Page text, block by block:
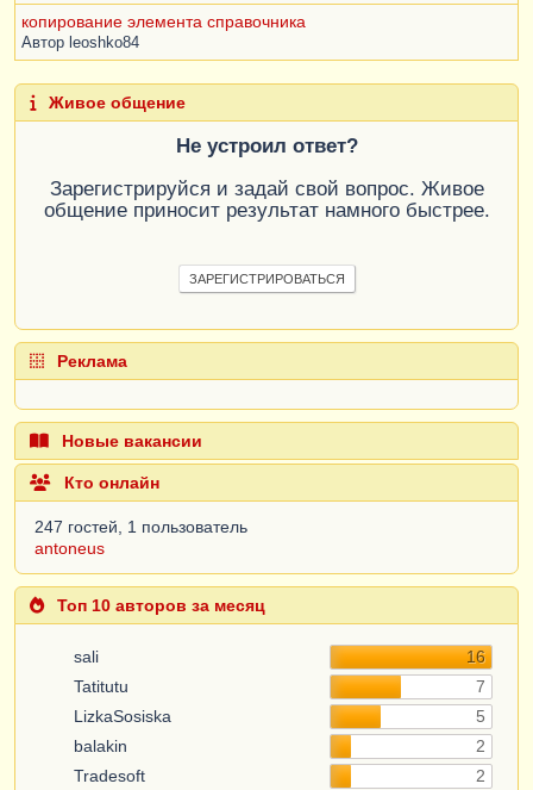
копирование элемента справочника
Автор leoshko84
Живое общение
Не устроил ответ?
Зарегистрируйся и задай свой вопрос. Живое
общение приносит результат намного быстрее.
ЗАРЕГИСТРИРОВАТЬСЯ
Реклама
Новые вакансии
Кто онлайн
247 гостей, 1 пользователь
antoneus
Топ 10 авторов за месяц
sali
16
Tatitutu
7
LizkaSosiska
5
balakin
2
Tradesoft
2